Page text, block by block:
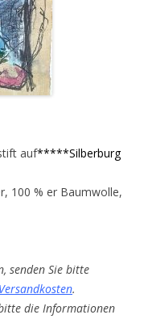
auf*****Silberburg
100 % er Baumwolle,
senden Sie bitte
Versandkosten.
die Informationen